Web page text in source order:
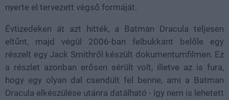
nyerte el tervezett végső formáját.
Évtizedeken át azt hitték, a Batman Dracula teljesen
eltűnt, majd végül 2006-ban felbukkant belőle egy
részelt egy Jack Smithről készült dokumentumfilmen. Ez
a részlet azonban erősen sérült volt, illetve az is fura,
hogy egy olyan dal csendült fel benne, ami a Batman
Dracula elkészülése utánra datálható - így nem is lehetett